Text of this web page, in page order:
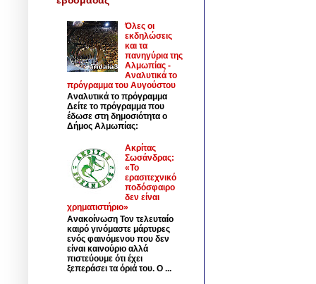
Όλες οι
εκδηλώσεις
και τα
πανηγύρια της
Αλμωπίας -
Αναλυτικά το
πρόγραμμα του Αυγούστου
Αναλυτικά το πρόγραμμα
Δείτε το πρόγραμμα που
έδωσε στη δημοσιότητα ο
Δήμος Αλμωπίας:
Ακρίτας
Σωσάνδρας:
«Το
ερασιτεχνικό
ποδόσφαιρο
δεν είναι
χρηματιστήριο»
Ανακοίνωση Τον τελευταίο
καιρό γινόμαστε μάρτυρες
ενός φαινόμενου που δεν
είναι καινούριο αλλά
πιστεύουμε ότι έχει
ξεπεράσει τα όριά του. Ο ...